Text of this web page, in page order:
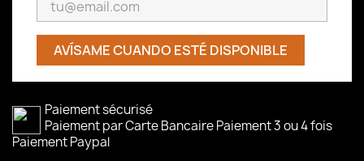
AVÍSAME CUANDO ESTÉ DISPONIBLE
Paiement sécurisé
Paiement par Carte Bancaire Paiement 3 ou 4 fois
Paiement Paypal